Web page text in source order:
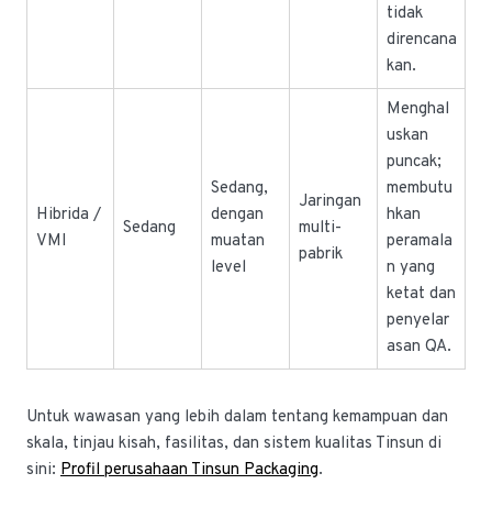
tidak
direncana
kan.
Hibrida /
VMI
Sedang
Sedang,
dengan
muatan
level
Jaringan
multi-
pabrik
Menghal
uskan
puncak;
membutu
hkan
peramala
n yang
ketat dan
penyelar
asan QA.
Untuk wawasan yang lebih dalam tentang kemampuan dan
skala, tinjau kisah, fasilitas, dan sistem kualitas Tinsun di
sini: Profil perusahaan Tinsun Packaging.